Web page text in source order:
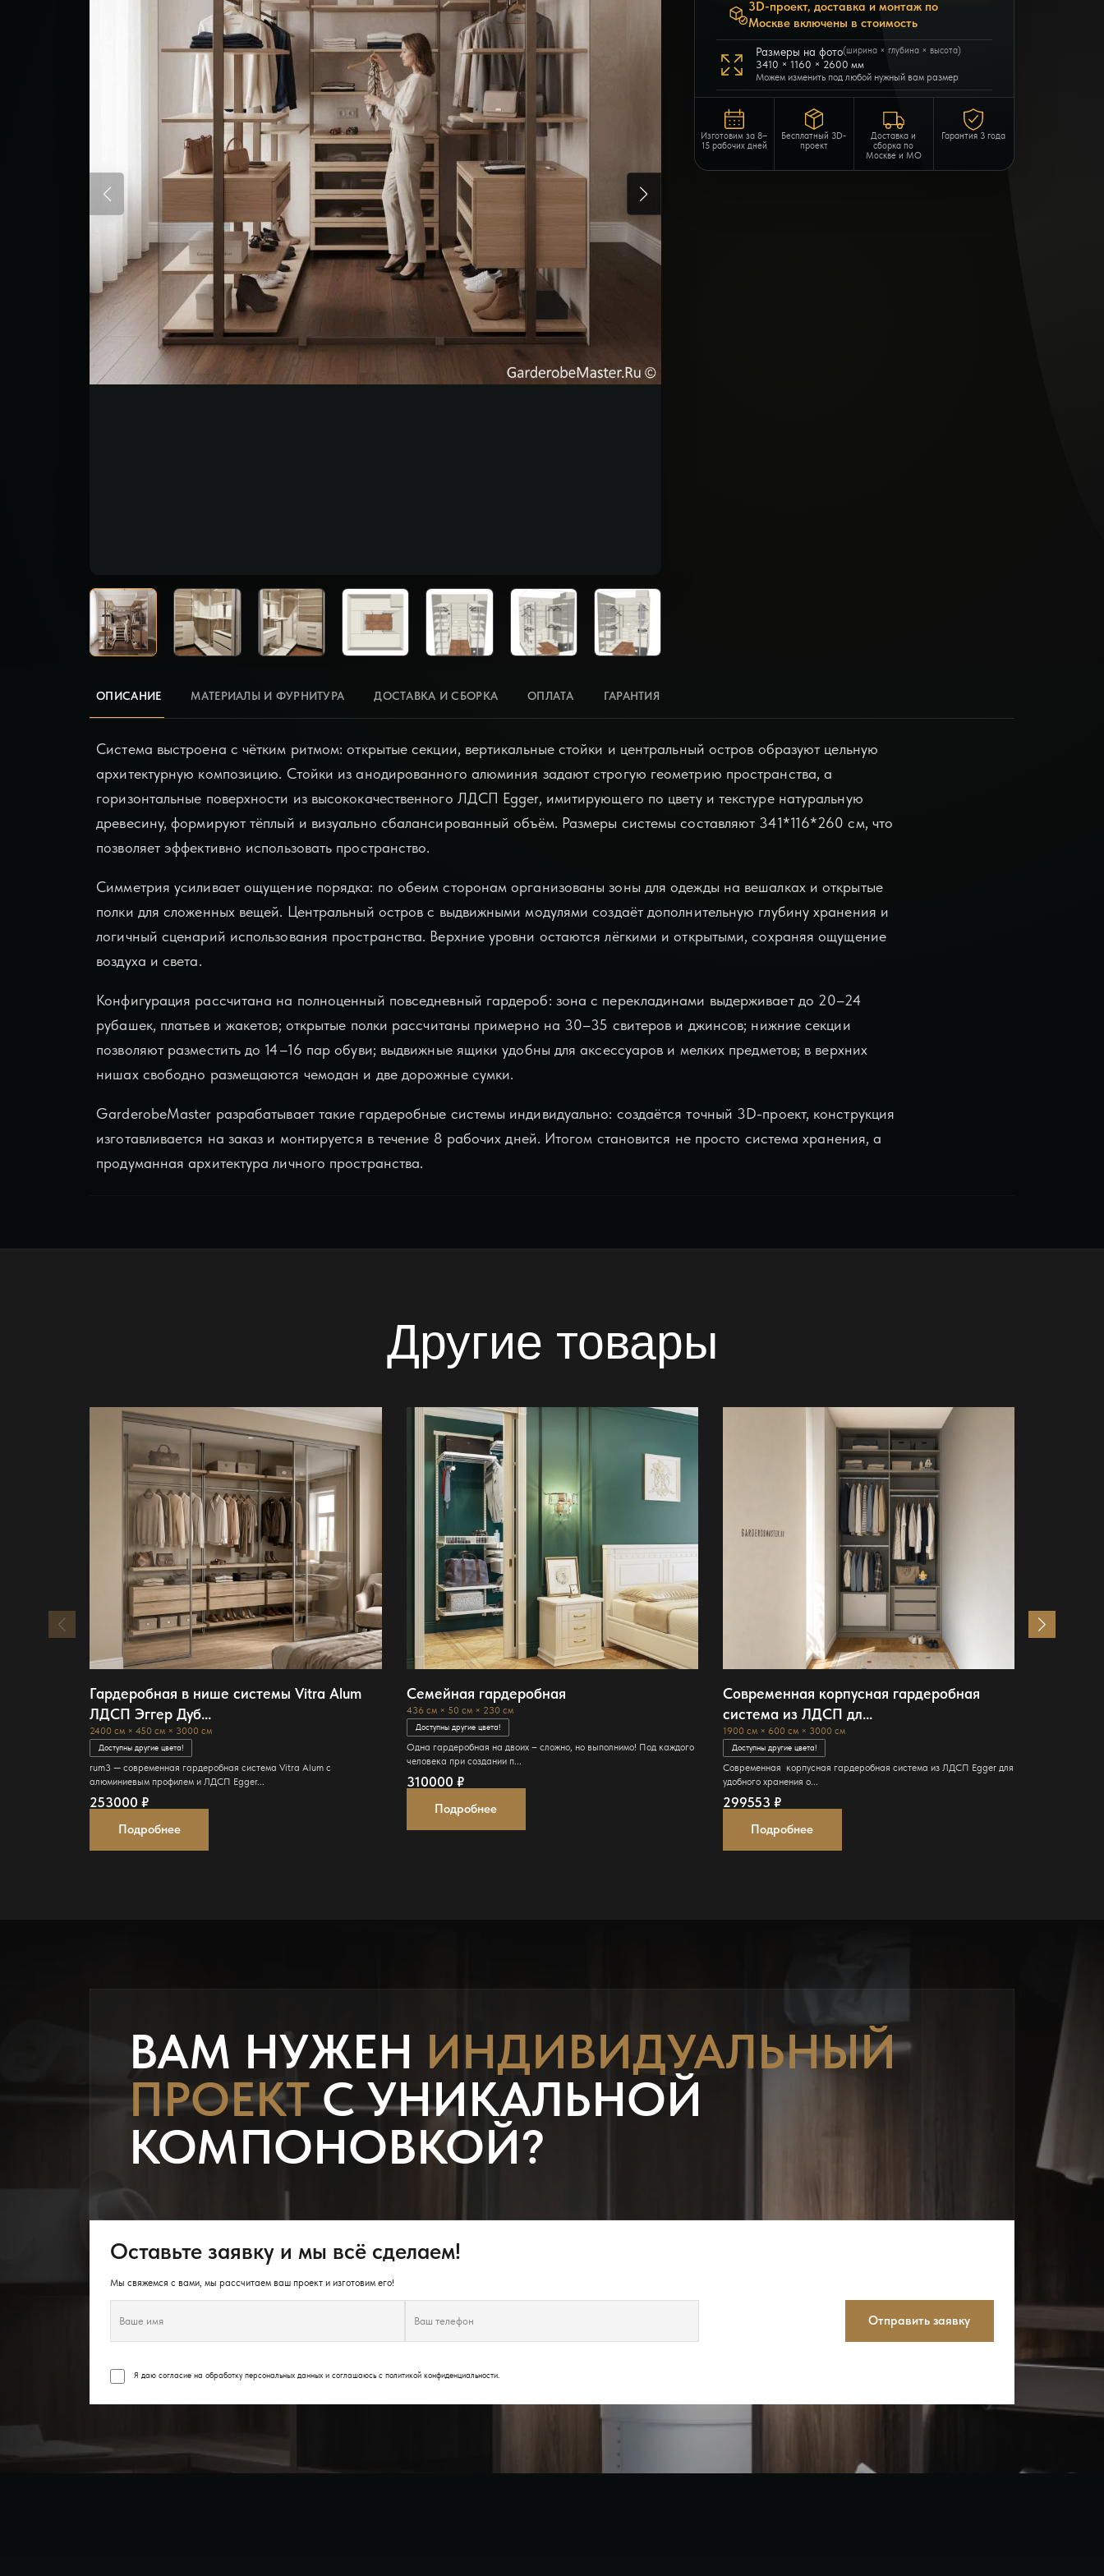
3D-проект, доставка и монтаж по
Москве включены в стоимость
Размеры на фото(ширина × глубина × высота)
3410 × 1160 × 2600 мм
Можем изменить под любой нужный вам размер
Изготовим за 8–
15 рабочих дней
Бесплатный 3D-
проект
Доставка и
сборка по
Москве и МО
Гарантия 3 года
ОПИСАНИЕ МАТЕРИАЛЫ И ФУРНИТУРА ДОСТАВКА И СБОРКА ОПЛАТА ГАРАНТИЯ
Система выстроена с чётким ритмом: открытые секции, вертикальные стойки и центральный остров образуют цельную
архитектурную композицию. Стойки из анодированного алюминия задают строгую геометрию пространства, а
горизонтальные поверхности из высококачественного ЛДСП Egger, имитирующего по цвету и текстуре натуральную
древесину, формируют тёплый и визуально сбалансированный объём. Размеры системы составляют 341*116*260 см, что
позволяет эффективно использовать пространство.
Симметрия усиливает ощущение порядка: по обеим сторонам организованы зоны для одежды на вешалках и открытые
полки для сложенных вещей. Центральный остров с выдвижными модулями создаёт дополнительную глубину хранения и
логичный сценарий использования пространства. Верхние уровни остаются лёгкими и открытыми, сохраняя ощущение
воздуха и света.
Конфигурация рассчитана на полноценный повседневный гардероб: зона с перекладинами выдерживает до 20–24
рубашек, платьев и жакетов; открытые полки рассчитаны примерно на 30–35 свитеров и джинсов; нижние секции
позволяют разместить до 14–16 пар обуви; выдвижные ящики удобны для аксессуаров и мелких предметов; в верхних
нишах свободно размещаются чемодан и две дорожные сумки.
GarderobeMaster разрабатывает такие гардеробные системы индивидуально: создаётся точный 3D-проект, конструкция
изготавливается на заказ и монтируется в течение 8 рабочих дней. Итогом становится не просто система хранения, а
продуманная архитектура личного пространства.
Другие товары
Гардеробная в нише системы Vitra Alum
ЛДСП Эггер Дуб...
2400 см × 450 см × 3000 см
Доступны другие цвета!
rum3 — современная гардеробная система Vitra Alum с
алюминиевым профилем и ЛДСП Egger...
253000₽
Подробнее
Семейная гардеробная
436 см × 50 см × 230 см
Доступны другие цвета!
Одна гардеробная на двоих – сложно, но выполнимо! Под каждого
человека при создании п...
310000 ₽
Подробнее
Современная корпусная гардеробная
система из ЛДСП дл...
1900 см × 600 см × 3000 см
Доступны другие цвета!
Современная корпусная гардеробная система из ЛДСП Egger для
удобного хранения о...
299553 ₽
Подробнее
ВАМ НУЖЕН ИНДИВИДУАЛЬНЫЙ
ПРОЕКТС УНИКАЛЬНОЙ
КОМПОНОВКОЙ?
Оставьте заявку и мы всё сделаем!
Мы свяжемся с вами, мы рассчитаем ваш проект и изготовим его!
Отправить заявку
Я даю согласие на обработку персональных данных и соглашаюсь сполитикой конфиденциальности.